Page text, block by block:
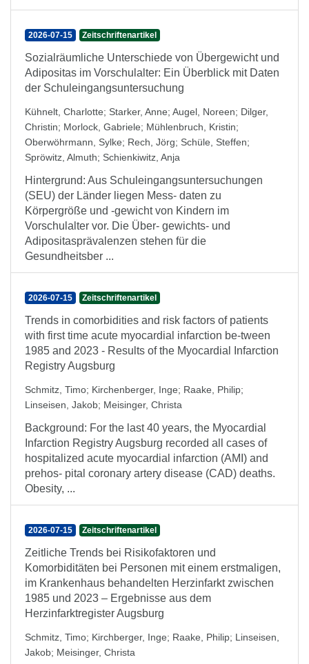
2026-07-15 Zeitschriftenartikel
Sozialräumliche Unterschiede von Übergewicht und
Adipositas im Vorschulalter: Ein Überblick mit Daten
der Schuleingangsuntersuchung
Kühnelt, Charlotte; Starker, Anne; Augel, Noreen; Dilger,
Christin; Morlock, Gabriele; Mühlenbruch, Kristin;
Oberwöhrmann, Sylke; Rech, Jörg; Schüle, Steffen;
Spröwitz, Almuth; Schienkiwitz, Anja
Hintergrund: Aus Schuleingangsuntersuchungen
(SEU) der Länder liegen Mess- daten zu
Körpergröße und -gewicht von Kindern im
Vorschulalter vor. Die Über- gewichts- und
Adipositasprävalenzen stehen für die
Gesundheitsber ...
2026-07-15 Zeitschriftenartikel
Trends in comorbidities and risk factors of patients
with first time acute myocardial infarction be-tween
1985 and 2023 - Results of the Myocardial Infarction
Registry Augsburg
Schmitz, Timo; Kirchenberger, Inge; Raake, Philip;
Linseisen, Jakob; Meisinger, Christa
Background: For the last 40 years, the Myocardial
Infarction Registry Augsburg recorded all cases of
hospitalized acute myocardial infarction (AMI) and
prehos- pital coronary artery disease (CAD) deaths.
Obesity, ...
2026-07-15 Zeitschriftenartikel
Zeitliche Trends bei Risikofaktoren und
Komorbiditäten bei Personen mit einem erstmaligen,
im Krankenhaus behandelten Herzinfarkt zwischen
1985 und 2023 – Ergebnisse aus dem
Herzinfarktregister Augsburg
Schmitz, Timo; Kirchberger, Inge; Raake, Philip; Linseisen,
Jakob; Meisinger, Christa